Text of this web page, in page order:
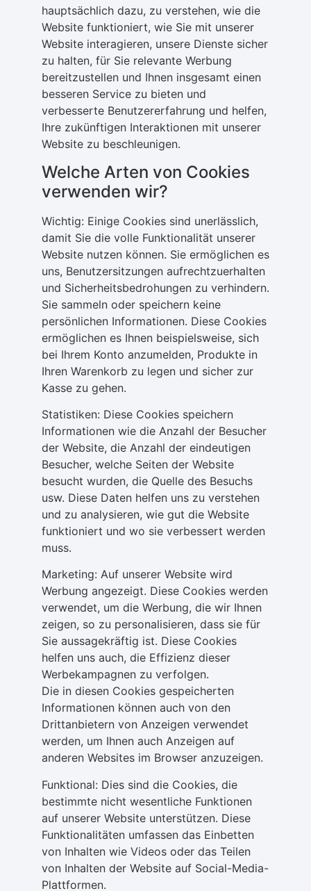
hauptsächlich dazu, zu verstehen, wie die
Website funktioniert, wie Sie mit unserer
Website interagieren, unsere Dienste sicher
zu halten, für Sie relevante Werbung
bereitzustellen und Ihnen insgesamt einen
besseren Service zu bieten und
verbesserte Benutzererfahrung und helfen,
Ihre zukünftigen Interaktionen mit unserer
Website zu beschleunigen.
Welche Arten von Cookies
verwenden wir?
Wichtig: Einige Cookies sind unerlässlich,
damit Sie die volle Funktionalität unserer
Website nutzen können. Sie ermöglichen es
uns, Benutzersitzungen aufrechtzuerhalten
und Sicherheitsbedrohungen zu verhindern.
Sie sammeln oder speichern keine
persönlichen Informationen. Diese Cookies
ermöglichen es Ihnen beispielsweise, sich
bei Ihrem Konto anzumelden, Produkte in
Ihren Warenkorb zu legen und sicher zur
Kasse zu gehen.
Statistiken: Diese Cookies speichern
Informationen wie die Anzahl der Besucher
der Website, die Anzahl der eindeutigen
Besucher, welche Seiten der Website
besucht wurden, die Quelle des Besuchs
usw. Diese Daten helfen uns zu verstehen
und zu analysieren, wie gut die Website
funktioniert und wo sie verbessert werden
muss.
Marketing: Auf unserer Website wird
Werbung angezeigt. Diese Cookies werden
verwendet, um die Werbung, die wir Ihnen
zeigen, so zu personalisieren, dass sie für
Sie aussagekräftig ist. Diese Cookies
helfen uns auch, die Effizienz dieser
Werbekampagnen zu verfolgen.
Die in diesen Cookies gespeicherten
Informationen können auch von den
Drittanbietern von Anzeigen verwendet
werden, um Ihnen auch Anzeigen auf
anderen Websites im Browser anzuzeigen.
Funktional: Dies sind die Cookies, die
bestimmte nicht wesentliche Funktionen
auf unserer Website unterstützen. Diese
Funktionalitäten umfassen das Einbetten
von Inhalten wie Videos oder das Teilen
von Inhalten der Website auf Social-Media-
Plattformen.